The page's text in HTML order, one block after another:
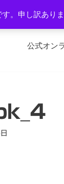
。申し訳あり
3434 営業
公式オン